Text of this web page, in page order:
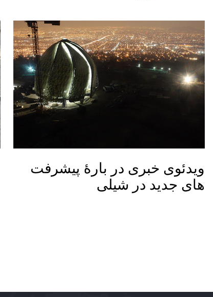
ویدئوی خبری در بارۀ پیشرفت
های جدید در شیلی